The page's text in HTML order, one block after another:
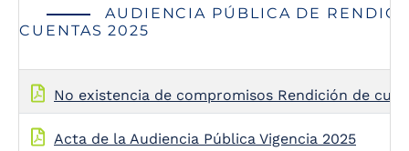
AUDIENCIA PÚBLICA DE
CUENTAS 2025
No existencia de compromisos Rendición de
Acta de la Audiencia Pública Vigencia 2025